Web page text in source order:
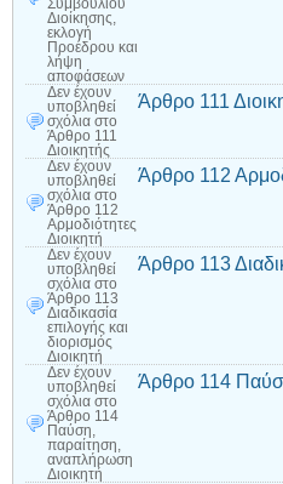
Συμβουλίου
Διοίκησης,
εκλογή
Προέδρου και
λήψη
αποφάσεων
Δεν έχουν
υποβληθεί
σχόλια στο
Άρθρο 111
Διοικητής
Άρθρο 111
Δεν έχουν
υποβληθεί
σχόλια στο
Άρθρο 112
Αρμοδιότητες
Διοικητή
Άρθρο 112
Δεν έχουν
υποβληθεί
σχόλια στο
Άρθρο 113
Διαδικασία
επιλογής και
διορισμός
Διοικητή
Άρθρο 113
Δεν έχουν
υποβληθεί
σχόλια στο
Άρθρο 114
Παύση,
παραίτηση,
αναπλήρωση
Διοικητή
Άρθρο 114